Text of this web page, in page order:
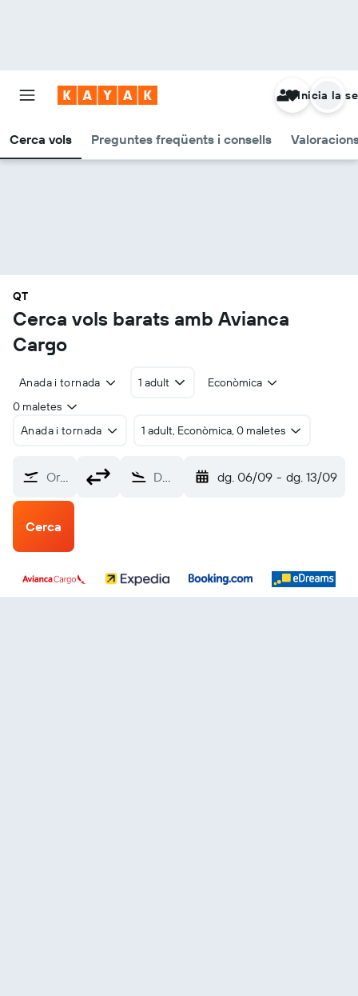
Cerca vols Preguntes freqüents i consells
Inicia la
QT
Cerca vols barats amb Avianca
Cargo
Anada i tornada 1 adult
Econòmica
0 maletes
Anada i tornada
1 adult, Econòmica, 0 maletes
Origen? Destinació dg. 06/09 - dg. 13/09
Cerca